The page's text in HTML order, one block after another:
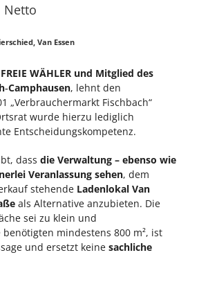
Netto
Van Essen
WÄHLER und Mitglied des
, lehnt den
„Verbrauchermarkt Fischbach“
wurde hierzu lediglich
Entscheidungskompetenz.
dass die Verwaltung – ebenso wie
Veranlassung sehen, dem
stehende Ladenlokal Van
als Alternative anzubieten. Die
sei zu klein und
mindestens 800 m², ist
und ersetzt keine sachliche